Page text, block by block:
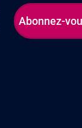
Abonnez-